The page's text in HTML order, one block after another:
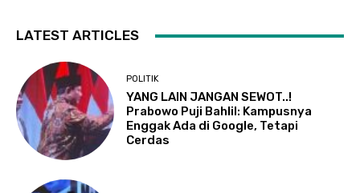
LATEST ARTICLES
POLITIK
YANG LAIN JANGAN SEWOT..!
Prabowo Puji Bahlil: Kampusnya
Enggak Ada di Google, Tetapi
Cerdas